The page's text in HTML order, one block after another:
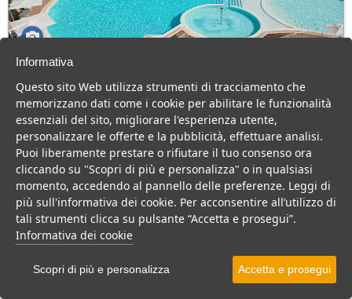
Sardegna > Valledoria
78 Camere
Elegante Resort 4 stelle vicino al mare, ideale per una vacanza
rilassante.
Villaggio Resort
VEDI SU MAPPA
Informativa
Questo sito Web utilizza strumenti di tracciamento che
memorizzano dati come i cookie per abilitare le funzionalità
essenziali del sito, migliorare l'esperienza utente,
personalizzare le offerte e la pubblicità, effettuare analisi.
Puoi liberamente prestare o rifiutare il tuo consenso ora
cliccando su "Scopri di più e personalizza" o in qualsiasi
momento, accedendo al pannello delle preferenze. Leggi di
più sull'informativa dei cookie. Per acconsentire all’utilizzo di
tali strumenti clicca su pulsante “Accetta e prosegui”.
Informativa dei cookie
Scopri di più e personalizza Accetta e prosegui